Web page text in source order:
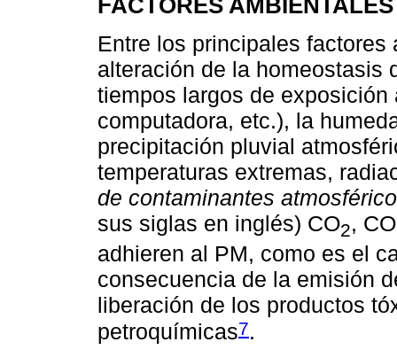
FACTORES AMBIENTALES
Entre los principales
alteración de la homeostasis
tiempos largos de
computadora, etc.), la
precipitación pluvial
temperaturas extremas,
de contaminantes
sus siglas en inglés) CO2,
adhieren al PM, como es el
consecuencia de la emisión
liberación de los productos
petroquímicas7.